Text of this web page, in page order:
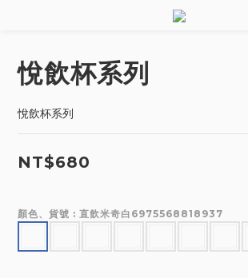
悅飲杯系列
悅飲杯系列
NT$680
顏色、貨號 : 直飲米奇白6975568818937